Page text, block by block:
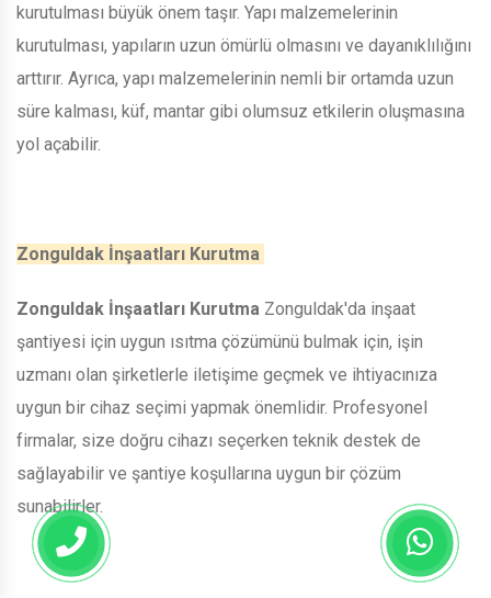
kurutulması büyük önem taşır. Yapı malzemelerinin
kurutulması, yapıların uzun ömürlü olmasını ve dayanıklılığını
arttırır. Ayrıca, yapı malzemelerinin nemli bir ortamda uzun
süre kalması, küf, mantar gibi olumsuz etkilerin oluşmasına
yol açabilir.
Zonguldak İnşaatları Kurutma
Zonguldak İnşaatları Kurutma Zonguldak'da inşaat
şantiyesi için uygun ısıtma çözümünü bulmak için, işin
uzmanı olan şirketlerle iletişime geçmek ve ihtiyacınıza
uygun bir cihaz seçimi yapmak önemlidir. Profesyonel
firmalar, size doğru cihazı seçerken teknik destek de
sağlayabilir ve şantiye koşullarına uygun bir çözüm
sunabilirler.